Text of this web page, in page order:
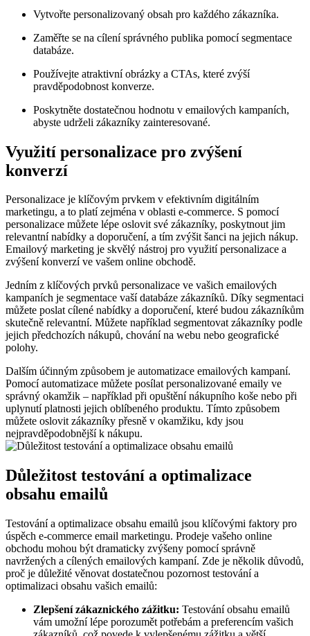
Vytvořte personalizovaný obsah pro každého zákazníka.
Zaměřte se na cílení správného publika pomocí segmentace
databáze.
Používejte atraktivní obrázky a CTAs, které zvýší
pravděpodobnost konverze.
Poskytněte dostatečnou hodnotu v emailových kampaních,
abyste udrželi zákazníky zainteresované.
Využití personalizace pro zvýšení
konverzí
Personalizace je klíčovým prvkem v efektivním digitálním
marketingu, a to platí zejména v oblasti e-commerce. S pomocí
personalizace můžete lépe oslovit své zákazníky, poskytnout jim
relevantní nabídky a doporučení, a tím zvýšit šanci na jejich nákup.
Emailový marketing je skvělý nástroj pro využití personalizace a
zvýšení konverzí ve vašem online obchodě.
Jedním z klíčových prvků personalizace ve vašich emailových
kampaních je segmentace vaší databáze zákazníků. Díky segmentaci
můžete poslat cílené nabídky a doporučení, které budou zákazníkům
skutečně relevantní. Můžete například segmentovat zákazníky podle
jejich předchozích nákupů, chování na webu nebo geografické
polohy.
Dalším účinným způsobem je automatizace emailových kampaní.
Pomocí automatizace můžete posílat personalizované emaily ve
správný okamžik – například při opuštění nákupního koše nebo při
uplynutí platnosti jejich oblíbeného produktu. Tímto způsobem
můžete oslovit zákazníky přesně v okamžiku, kdy jsou
nejpravděpodobnější k nákupu.
Důležitost testování a optimalizace
obsahu emailů
Testování a optimalizace obsahu emailů jsou klíčovými faktory pro
úspěch e-commerce email marketingu. Prodeje vašeho online
obchodu mohou být dramaticky zvýšeny pomocí správně
navržených a cílených emailových kampaní. Zde je několik důvodů,
proč je důležité věnovat dostatečnou pozornost testování a
optimalizaci obsahu vašich emailů:
Zlepšení zákaznického zážitku: Testování obsahu emailů
vám umožní lépe porozumět potřebám a preferencím vašich